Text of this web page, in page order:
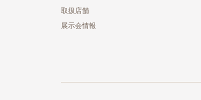
取扱店舗
展示会情報